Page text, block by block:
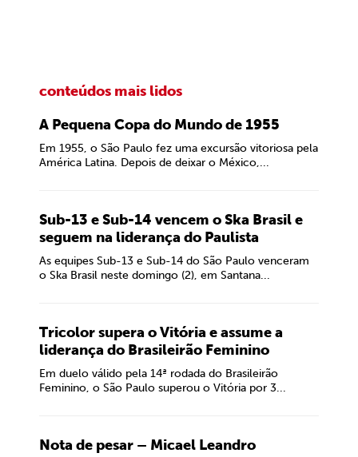
conteúdos mais lidos
A Pequena Copa do Mundo de 1955
Em 1955, o São Paulo fez uma excursão vitoriosa pela
América Latina. Depois de deixar o México,...
Sub-13 e Sub-14 vencem o Ska Brasil e
seguem na liderança do Paulista
As equipes Sub-13 e Sub-14 do São Paulo venceram
o Ska Brasil neste domingo (2), em Santana...
Tricolor supera o Vitória e assume a
liderança do Brasileirão Feminino
Em duelo válido pela 14ª rodada do Brasileirão
Feminino, o São Paulo superou o Vitória por 3...
Nota de pesar – Micael Leandro